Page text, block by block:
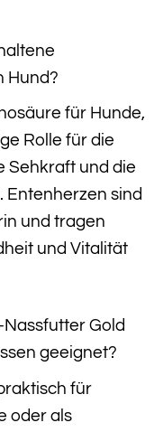
Hund?
für Hunde,
Rolle für die
Sehkraft und die
Entenherzen sind
und tragen
und Vitalität
Nassfutter Gold
geeignet?
für
oder als